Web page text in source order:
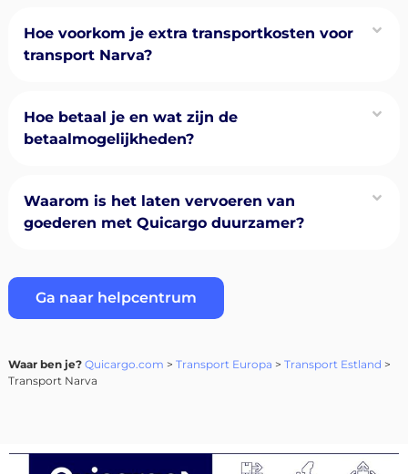
Hoe voorkom je extra transportkosten voor
transport Narva?
Hoe betaal je en wat zijn de
betaalmogelijkheden?
Waarom is het laten vervoeren van
goederen met Quicargo duurzamer?
Ga naar helpcentrum
Waar ben je? Quicargo.com > Transport Europa > Transport Estland >
Transport Narva